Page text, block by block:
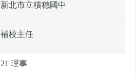
新北市立積穗國中
補校主任
21 理事